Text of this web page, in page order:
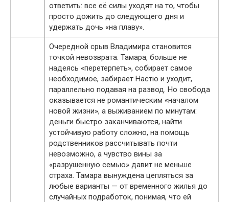
ответить: все её силы уходят на то, чтобы
просто дожить до следующего дня и
удержать дочь «на плаву».
Очередной срыв Владимира становится
точкой невозврата. Тамара, больше не
надеясь «перетерпеть», собирает самое
необходимое, забирает Настю и уходит,
параллельно подавая на развод. Но свобода
оказывается не романтическим «началом
новой жизни», а выживанием по минутам:
деньги быстро заканчиваются, найти
устойчивую работу сложно, на помощь
родственников рассчитывать почти
невозможно, а чувство вины за
«разрушенную семью» давит не меньше
страха. Тамара вынуждена цепляться за
любые варианты — от временного жилья до
случайных подработок, понимая, что ей